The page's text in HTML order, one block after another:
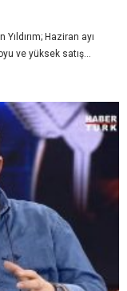
Haziran ayı
ve yüksek satış...